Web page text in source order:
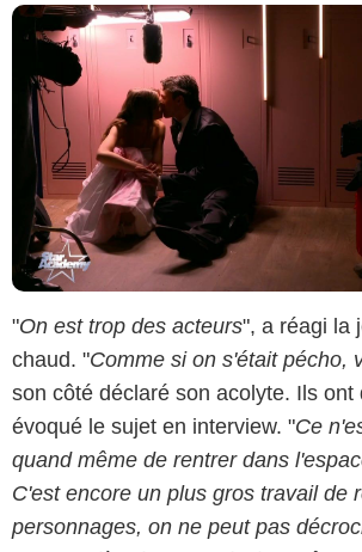
"On est trop des acteurs", a réagi la
chaud. "Comme si on s'était pécho,
son côté déclaré son acolyte. Ils ont
évoqué le sujet en interview. "Ce
quand même de rentrer dans
C'est encore un plus gros travail de
personnages, on ne peut pas